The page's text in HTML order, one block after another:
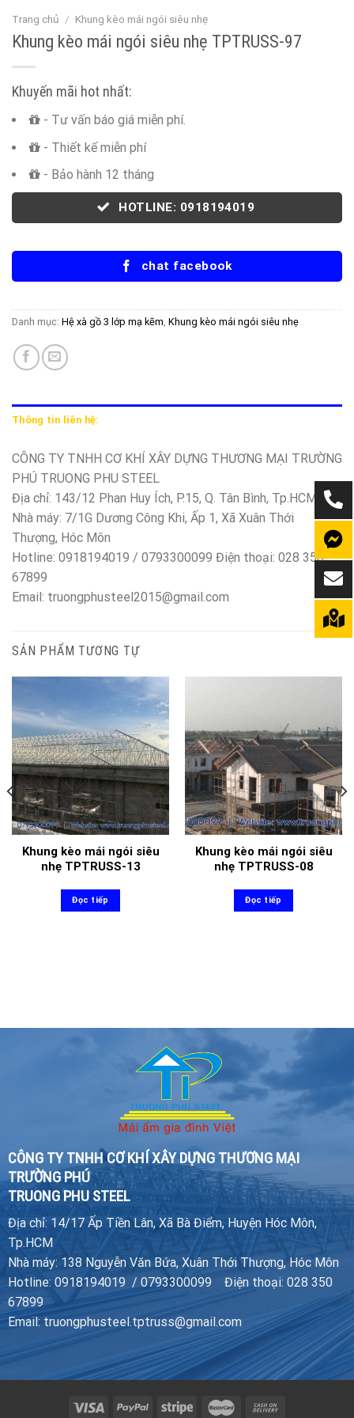
Trang chủ / Khung kèo mái ngói siêu nhẹ
Khung kèo mái ngói siêu nhẹ TPTRUSS-97
Khuyến mãi hot nhất:
- Tư vấn báo giá miễn phí.
- Thiết kế miễn phí
- Bảo hành 12 tháng
HOTLINE: 0918194019
chat facebook
Danh mục: Hệ xà gồ 3 lớp mạ kẽm, Khung kèo mái ngói siêu nhẹ
Thông tin liên hệ:
CÔNG TY TNHH CƠ KHÍ XÂY DỰNG THƯƠNG MẠI TRƯỜNG
PHÚ TRUONG PHU STEEL
Địa chỉ: 143/12 Phan Huy Ích, P.15, Q. Tân Bình, Tp.HCM
Nhà máy: 7/1G Dương Công Khi, Ấp 1, Xã Xuân Thới
Thượng, Hóc Môn
Hotline: 0918194019 / 0793300099 Điện thoại: 028 350
67899
Email: truongphusteel2015@gmail.com
SẢN PHẨM TƯƠNG TỰ
Khung kèo mái ngói siêu
nhẹ TPTRUSS-13
Đọc tiếp
Khung kèo mái ngói siêu
nhẹ TPTRUSS-08
Đọc tiếp
CÔNG TY TNHH CƠ KHÍ XÂY DỰNG THƯƠNG MẠI
TRƯỜNG PHÚ
TRUONG PHU STEEL
Địa chỉ: 14/17 Ấp Tiền Lân, Xã Bà Điểm, Huyện Hóc Môn,
Tp.HCM
Nhà máy: 138 Nguyễn Văn Bứa, Xuân Thới Thượng, Hóc Môn
Hotline: 0918194019 / 0793300099 Điện thoại: 028 350
67899
Email: truongphusteel.tptruss@gmail.com